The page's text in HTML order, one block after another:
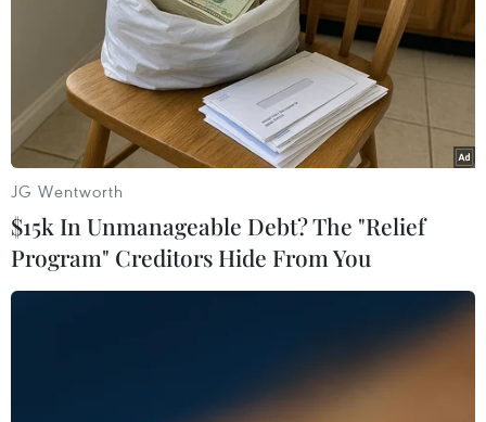
#đánh cắp dữ liệu từ ảnh
JG Wentworth
$15k In Unmanageable Debt? The "Relief
Program" Creditors Hide From You